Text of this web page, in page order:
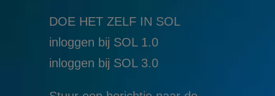
DOE HET ZELF IN SOL
inloggen bij SOL 1.0
inloggen bij SOL 3.0